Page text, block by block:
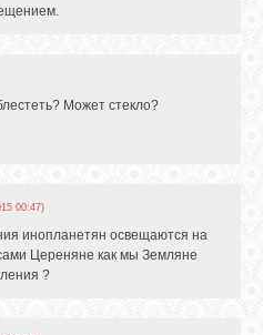
Может стекло?
00:47)
инопланетян освещаются на
Цереняне как мы Земляне
?